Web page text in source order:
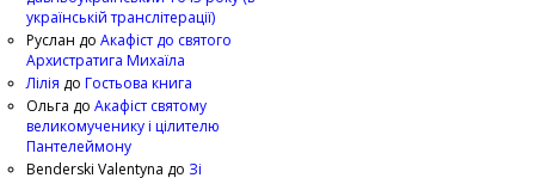
українській транслітерації)
Руслан до Акафіст до святого
Архистратига Михаїла
Лілія до Гостьова книга
Ольга до Акафіст святому
великомученику і цілителю
Пантелеймону
Benderski Valentyna до Зі